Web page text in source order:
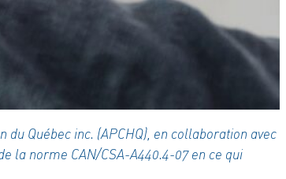
Québec inc. (APCHQ), en collaboration avec
la norme CAN/CSA-A440.4-07 en ce qui